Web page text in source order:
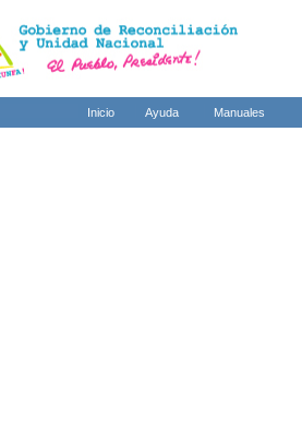
Inicio Ayuda Manuales